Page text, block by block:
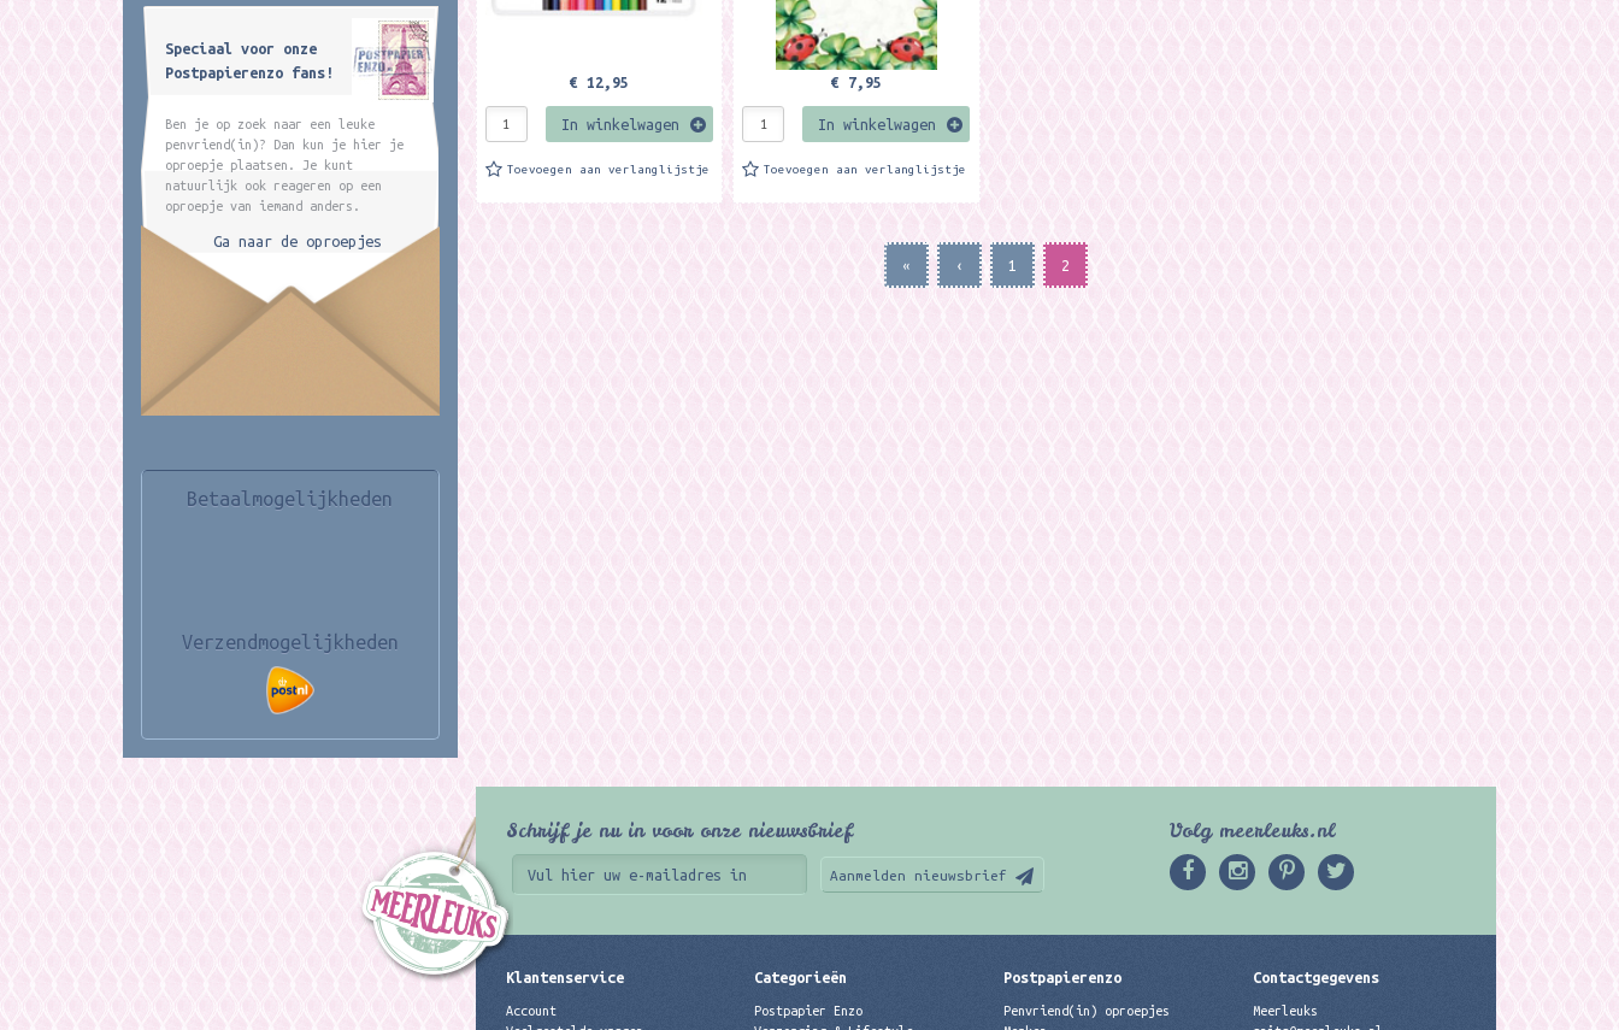
€ 12,95
In winkelwagen
Toevoegen aan verlanglijstje
€ 7,95
In winkelwagen
Toevoegen aan verlanglijstje
« ‹ 1 2
Speciaal voor onze
Postpapierenzo fans!
Ben je op zoek naar een leuke
penvriend(in)? Dan kun je hier je
oproepje plaatsen. Je kunt
natuurlijk ook reageren op een
oproepje van iemand anders.
Ga naar de oproepjes
Betaalmogelijkheden
Verzendmogelijkheden
Schrijf je nu in voor onze nieuwsbrief
Aanmelden nieuwsbrief
Volg meerleuks.nl
Klantenservice
Account
Categorieën
Postpapier Enzo
Postpapierenzo
Penvriend(in) oproepjes
Contactgegevens
Meerleuks